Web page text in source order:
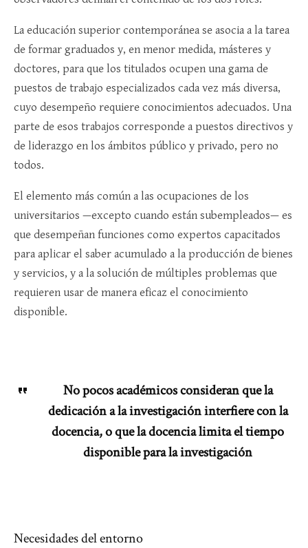
La educación superior contemporánea se asocia a la tarea
de formar graduados y, en menor medida, másteres y
doctores, para que los titulados ocupen una gama de
puestos de trabajo especializados cada vez más diversa,
cuyo desempeño requiere conocimientos adecuados. Una
parte de esos trabajos corresponde a puestos directivos y
de liderazgo en los ámbitos público y privado, pero no
todos.
El elemento más común a las ocupaciones de los
universitarios —excepto cuando están subempleados— es
que desempeñan funciones como expertos capacitados
para aplicar el saber acumulado a la producción de bienes
y servicios, y a la solución de múltiples problemas que
requieren usar de manera eficaz el conocimiento
disponible.
No pocos académicos consideran que la
dedicación a la investigación interfiere con la
docencia, o que la docencia limita el tiempo
disponible para la investigación
Necesidades del entorno